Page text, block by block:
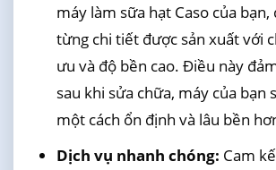
máy làm sữa hạt Caso của bạn,
từng chi tiết được sản xuất với
ưu và độ bền cao. Điều này
sau khi sửa chữa, máy của bạn
một cách ổn định và lâu bền
Dịch vụ nhanh chóng: Cam